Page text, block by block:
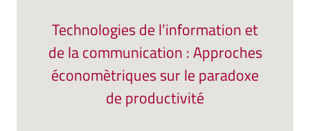
Technologies de l’information et
de la communication : Approches
économètriques sur le paradoxe
de productivité